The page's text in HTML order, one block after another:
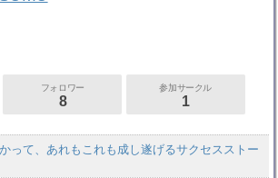
フォロワー
8
参加サークル
1
って、あれもこれも成し遂げるサクセスストー